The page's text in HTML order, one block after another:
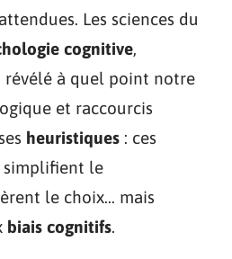
Les sciences du
cognitive,
révélé à quel point notre
et raccourcis
heuristiques : ces
simplifient le
le choix… mais
biais cognitifs.